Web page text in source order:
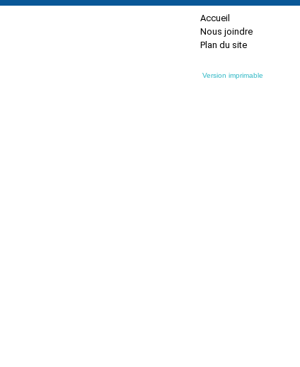
Accueil
Nous joindre
Plan du site
Version imprimable